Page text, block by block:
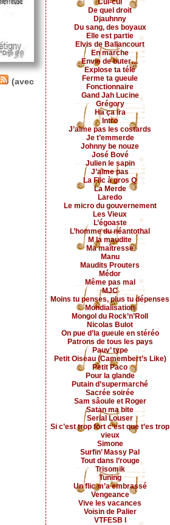
(avec
Cui-cui
De quel droit
Djauhnny
Du sang, des boyaux
Elle est partie
Elvis de Ballancourt
En marche
Envie de buter…
Explose ta télé
Ferme ta gueule
Fonctionnaire
Gand Jah Lucine
Grégory
Ha ça ira
Intro
J’aime pas les costards
Je t’emmerde
Johnny be nouze
José Bové
Julien le sapin
J’aime pas
La Flic à gros Q
La Merde
Laredo
Le micro du gouvernement
Les Vieux
L’égoaste
L’homme du néantothal
M la maudite
Ma maîtresse
Manu
Maudits Prouters
Médor
Même pas mal
MJC
Moins tu penses, plus tu dépenses
Mondialisation
Mongol du Rock’n’Roll
Nicolas Bulot
On pue d’la gueule en stéréo
Patrons de tous les pays
Pauv’ type
Petit Oiseau (Camembert’s Like)
Petit Paco
Pour la glande
Putain d’supermarché
Sacrée soirée
Sam sâoule et Roger
Satan ma bite
Serial Louser
Si c’est trop fort c’est que t’es trop
vieux
Simone
Surfin’ Massy Pal
Tout dans l’rouge
Trisomik
Tuning
Un flic m’a embrassé
Vengeance
Vive les vacances
Voisin de Palier
VTFESB I